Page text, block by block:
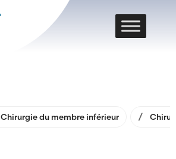
Chirurgie du membre inférieur